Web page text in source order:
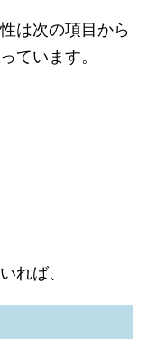
は次の項目から
ています。
れば、